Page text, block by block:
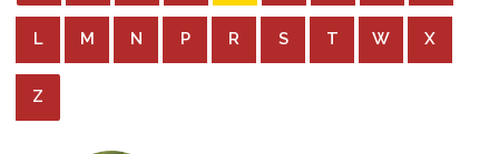
L M N P R S T W X
Z